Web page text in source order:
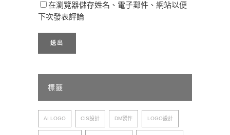
在瀏覽器儲存姓名、電子郵件、網站以便
下次發表評論
標籤
AI LOGO CIS設計 DM製作 LOGO設計